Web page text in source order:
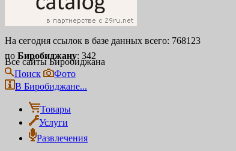
На сегодня ссылок в базе данных всего: 768123
по Биробиджану: 342
Все сайты Биробиджана
Поиск
Фото
В Биробиджане...
Товары
Услуги
Развлечения